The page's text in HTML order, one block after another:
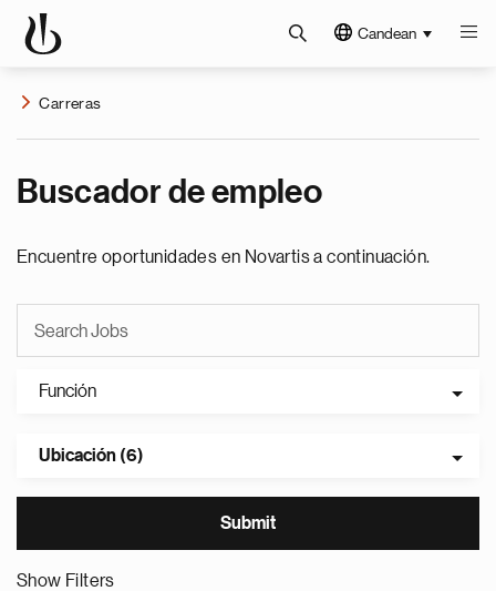
Candean
Carreras
Buscador de empleo
Encuentre oportunidades en Novartis a continuación.
Función
Ubicación (6)
Show Filters